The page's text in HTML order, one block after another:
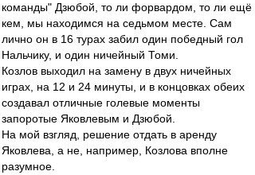
команды" Дзюбой, то ли форвардом, то ли ещё
кем, мы находимся на седьмом месте. Сам
лично он в 16 турах забил один победный гол
Нальчику, и один ничейный Томи.
Козлов выходил на замену в двух ничейных
играх, на 12 и 24 минуты, и в концовках обеих
создавал отличные голевые моменты
запоротые Яковлевым и Дзюбой.
На мой взгляд, решение отдать в аренду
Яковлева, а не, например, Козлова вполне
разумное.